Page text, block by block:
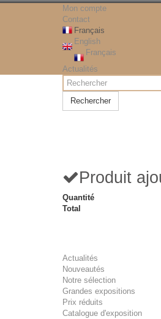
Mon compte
Contact
Français
English
Français
Actualités
Rechercher
Produit
Quantité
Total
Actualités
Nouveautés
Notre sélection
Grandes expositions
Prix réduits
Catalogue d'exposition